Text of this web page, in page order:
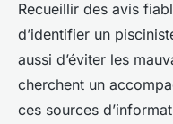
Recueillir des avis
d’identifier un
aussi d’éviter les
cherchent un
ces sources